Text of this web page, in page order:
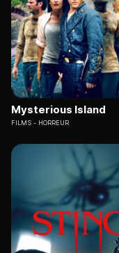
Mysterious Island
FILMS HORREUR